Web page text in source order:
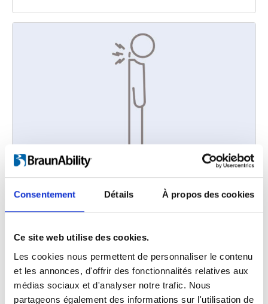
Consentement Détails À propos des cookies
Ce site web utilise des cookies.
Les cookies nous permettent de personnaliser le contenu
et les annonces, d'offrir des fonctionnalités relatives aux
médias sociaux et d'analyser notre trafic. Nous
partageons également des informations sur l'utilisation de
Différentes solutions d’adaptation de
véhicule appropriées pour les personnes
souffrant d’un traumatisme cervical en